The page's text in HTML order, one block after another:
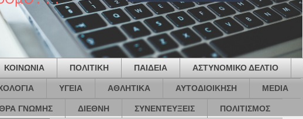
ΚΟΙΝΩΝΙΑ ΠΟΛΙΤΙΚΗ ΠΑΙΔΕΙΑ ΑΣΤΥΝΟΜΙΚΟ ΔΕΛΤΙΟ
ΥΓΕΙΑ ΑΘΛΗΤΙΚΑ ΑΥΤΟΔΙΟΙΚΗΣΗ MEDIA
ΓΝΩΜΗΣ ΔΙΕΘΝΗ ΣΥΝΕΝΤΕΥΞΕΙΣ ΠΟΛΙΤΙΣΜΟΣ